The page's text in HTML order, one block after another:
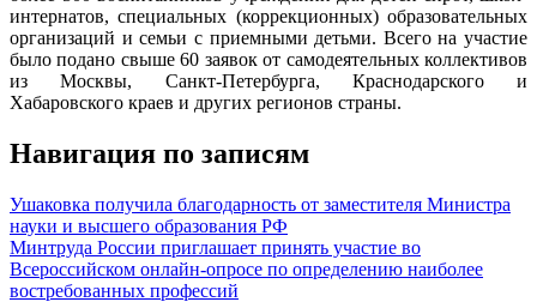
интернатов, специальных (коррекционных) образовательных
организаций и семьи с приемными детьми. Всего на участие
было подано свыше 60 заявок от самодеятельных коллективов
из Москвы, Санкт-Петербурга, Краснодарского и
Хабаровского краев и других регионов страны.
Навигация по записям
Ушаковка получила благодарность от заместителя Министра
науки и высшего образования РФ
Минтруда России приглашает принять участие во
Всероссийском онлайн-опросе по определению наиболее
востребованных профессий